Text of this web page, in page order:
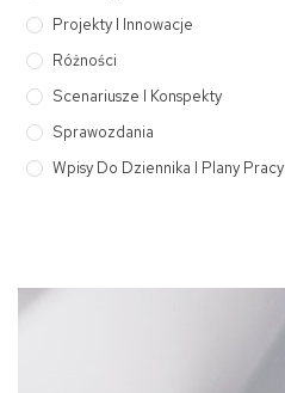
Projekty I Innowacje
Różności
Scenariusze I Konspekty
Sprawozdania
Wpisy Do Dziennika I Plany Pracy